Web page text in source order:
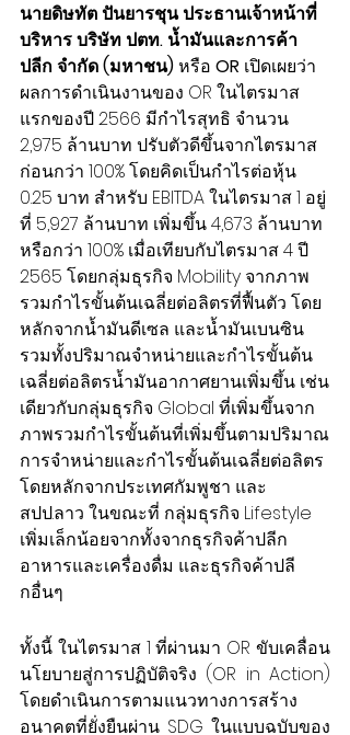
นายดิษทัต ปันยารชุน ประธานเจ้าหน้าที่
บริหาร บริษัท ปตท. น้ำมันและการค้า
ปลีก จำกัด (มหาชน) หรือ OR เปิดเผยว่า
ผลการดำเนินงานของ OR ในไตรมาส
แรกของปี 2566 มีกำไรสุทธิ จำนวน
2,975 ล้านบาท ปรับตัวดีขึ้นจากไตรมาส
ก่อนกว่า 100% โดยคิดเป็นกำไรต่อหุ้น
0.25 บาท สำหรับ EBITDA ในไตรมาส 1 อยู่
ที่ 5,927 ล้านบาท เพิ่มขึ้น 4,673 ล้านบาท
หรือกว่า 100% เมื่อเทียบกับไตรมาส 4 ปี
2565 โดยกลุ่มธุรกิจ Mobility จากภาพ
รวมกำไรขั้นต้นเฉลี่ยต่อลิตรที่ฟื้นตัว โดย
หลักจากน้ำมันดีเซล และน้ำมันเบนซิน
รวมทั้งปริมาณจำหน่ายและกำไรขั้นต้น
เฉลี่ยต่อลิตรน้ำมันอากาศยานเพิ่มขึ้น เช่น
เดียวกับกลุ่มธุรกิจ Global ที่เพิ่มขึ้นจาก
ภาพรวมกำไรขั้นต้นที่เพิ่มขึ้นตามปริมาณ
การจำหน่ายและกำไรขั้นต้นเฉลี่ยต่อลิตร
โดยหลักจากประเทศกัมพูชา และ
สปป.ลาว ในขณะที่ กลุ่มธุรกิจ Lifestyle
เพิ่มเล็กน้อยจากทั้งจากธุรกิจค้าปลีก
อาหารและเครื่องดื่ม และธุรกิจค้าปลี
กอื่นๆ
ทั้งนี้ ในไตรมาส 1 ที่ผ่านมา OR ขับเคลื่อน
นโยบายสู่การปฏิบัติจริง (OR in Action)
โดยดำเนินการตามแนวทางการสร้าง
อนาคตที่ยั่งยืนผ่าน SDG ในแบบฉบับของ